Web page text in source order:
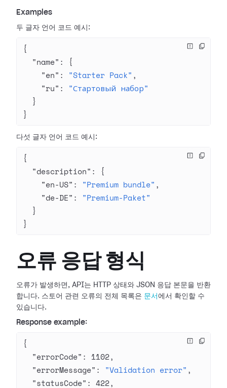
Examples
두 글자 언어 코드 예시:
{
  "name"
: {
    "en"
: "Starter Pack" ,
    "ru"
: "Стартовый набор"
  }
}
다섯 글자 언어 코드 예시:
{
  "description"
: {
    "en-US"
: "Premium bundle" ,
    "de-DE"
: "Premium-Paket"
  }
}
오류 응답 형식
오류가 발생하면, API는 HTTP 상태와 JSON 응답 본문을 반환
합니다. 스토어 관련 오류의 전체 목록은 문서 에서 확인할 수
있습니다.
Response example:
{
  "errorCode"
: 1102,
  "errorMessage"
: "Validation error" ,
  "statusCode"
: 422,